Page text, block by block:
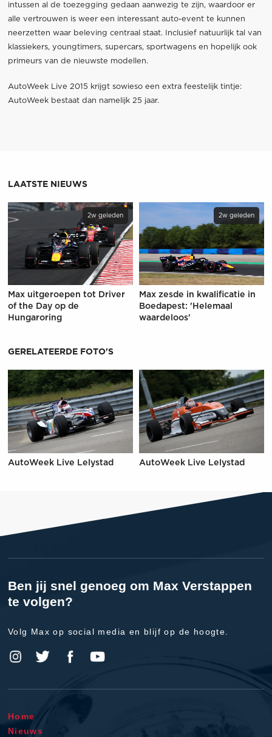
intussen al de toezegging gedaan aanwezig te zijn, waardoor er
alle vertrouwen is weer een interessant auto-event te kunnen
neerzetten waar beleving centraal staat. Inclusief natuurlijk tal van
klassiekers, youngtimers, supercars, sportwagens en hopelijk ook
primeurs van de nieuwste modellen.
AutoWeek Live 2015 krijgt sowieso een extra feestelijk tintje:
AutoWeek bestaat dan namelijk 25 jaar.
LAATSTE NIEUWS
2w geleden
Max uitgeroepen tot Driver
of the Day op de
Hungaroring
2w geleden
Max zesde in kwalificatie in
Boedapest: 'Helemaal
waardeloos'
GERELATEERDE FOTO'S
AutoWeek Live Lelystad AutoWeek Live Lelystad
Ben jij snel genoeg om Max Verstappen
te volgen?
Volg Max op social media en blijf op de hoogte.
Home
Nieuws